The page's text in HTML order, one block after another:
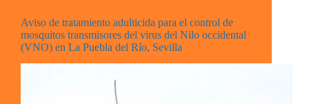
Aviso de tratamiento adulticida para el control de
mosquitos transmisores del virus del Nilo occidental
(VNO) en La Puebla del Río, Sevilla